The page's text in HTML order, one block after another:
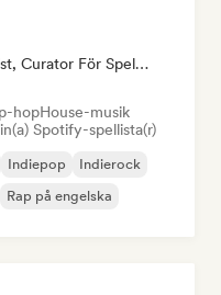
Media Outlet/Journalist, Curator För Spellistor
hopHouse-musik
Spotify-spellista(r)
Indiepop
Indierock
Rap på engelska